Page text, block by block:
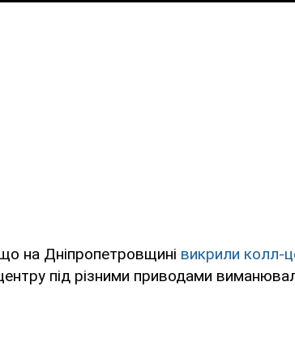
на Дніпропетровщині викрили колл-
під різними приводами